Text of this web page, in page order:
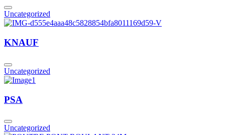
Uncategorized
KNAUF
Uncategorized
PSA
Uncategorized